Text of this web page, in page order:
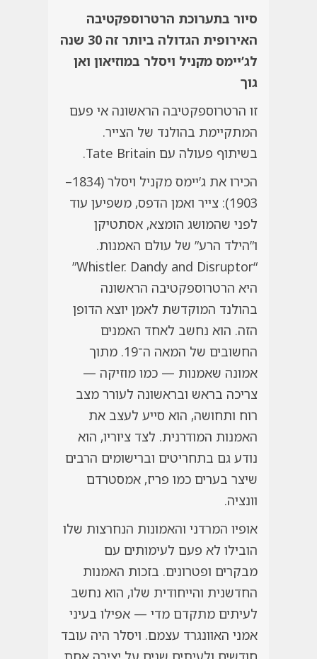
סיור בתערוכת הרטרוספקטיבה
האירופית הגדולה ביותר זה 30 שנה
לג’יימס מקניל ויסלר במוזיאון ואן
גוך
זו הרטרוספקטיבה הראשונה אי פעם
המתקיימת בהולנד של הצייר.
בשיתוף פעולה עם Tate Britain
.
הכירו את ג’יימס מקניל ויסלר (1834–
1903): צייר ואמן הדפס, משפיען עוד
לפני שהמושג הומצא, אסתטיקן
ו”הילד הרע” של עולם האמנות.
“Whistler. Dandy and Disruptor”
היא הרטרוספקטיבה הראשונה
בהולנד המוקדשת לאמן יוצא הדופן
הזה. הוא נחשב לאחד האמנים
החשובים של המאה ה־19. מתוך
אמונה שאמנות — כמו מוזיקה —
צריכה בראש ובראשונה לעורר מצב
רוח ותחושה, הוא סייע לעצב את
האמנות המודרנית. לצד ציוריו, הוא
נודע גם בתחריטים וברישומים הרבים
שיצר בערים כמו פריז, אמסטרדם
וונציה.
אופיו המרדני והאמונות הנחרצות שלו
הובילו לא פעם לעימותים עם
מבקרים ופטרונים. בזכות האמנות
החדשנית והייחודית שלו, הוא נחשב
לעיתים מתקדם מדי — אפילו בעיני
אמני האוונגרד עצמם. ויסלר היה עובד